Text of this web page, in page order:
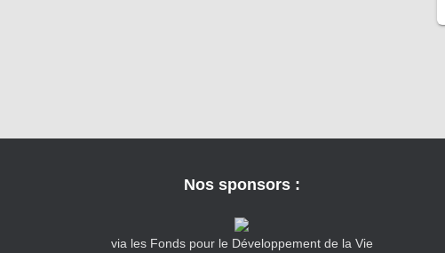
Nos sponsors :
via les Fonds pour le Développement de la Vie